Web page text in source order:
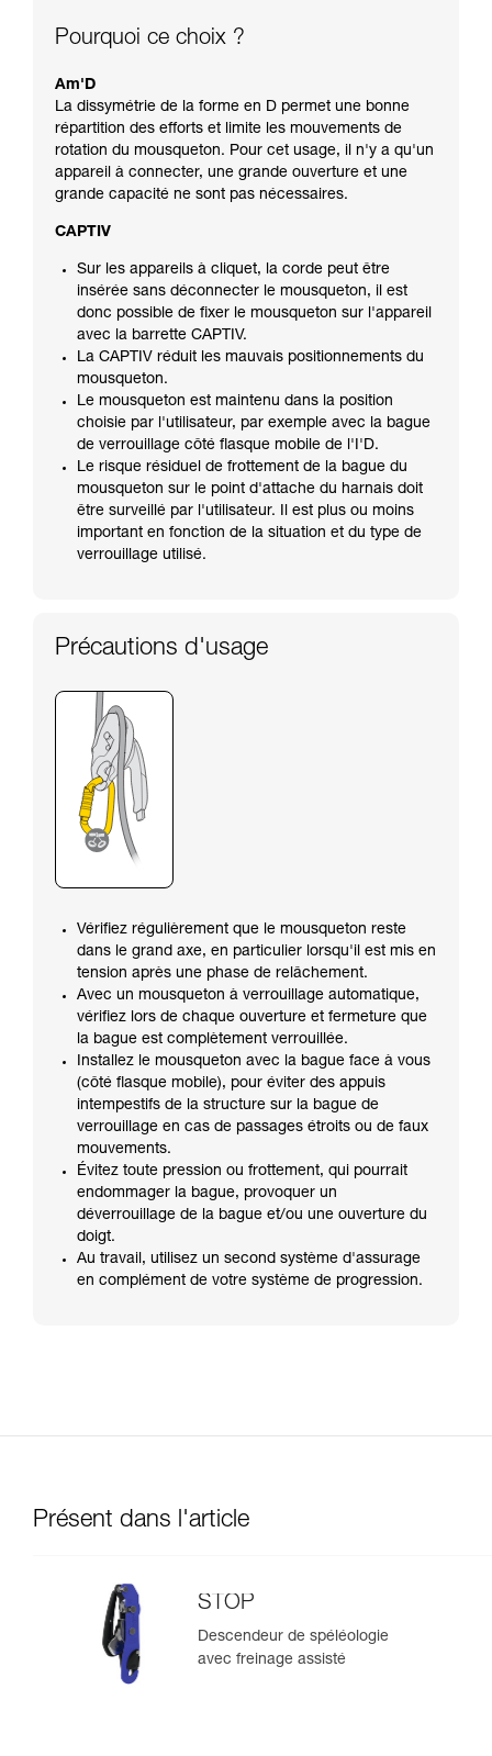
Pourquoi ce choix ?
Am'D
La dissymétrie de la forme en D permet une bonne
répartition des efforts et limite les mouvements de
rotation du mousqueton. Pour cet usage, il n'y a qu'un
appareil à connecter, une grande ouverture et une
grande capacité ne sont pas nécessaires.
CAPTIV
Sur les appareils à cliquet, la corde peut être
insérée sans déconnecter le mousqueton, il est
donc possible de fixer le mousqueton sur l'appareil
avec la barrette CAPTIV.
La CAPTIV réduit les mauvais positionnements du
mousqueton.
Le mousqueton est maintenu dans la position
choisie par l'utilisateur, par exemple avec la bague
de verrouillage côté flasque mobile de l'I'D.
Le risque résiduel de frottement de la bague du
mousqueton sur le point d'attache du harnais doit
être surveillé par l'utilisateur. Il est plus ou moins
important en fonction de la situation et du type de
verrouillage utilisé.
Précautions d'usage
Vérifiez régulièrement que le mousqueton reste
dans le grand axe, en particulier lorsqu'il est mis en
tension après une phase de relâchement.
Avec un mousqueton à verrouillage automatique,
vérifiez lors de chaque ouverture et fermeture que
la bague est complètement verrouillée.
Installez le mousqueton avec la bague face à vous
(côté flasque mobile), pour éviter des appuis
intempestifs de la structure sur la bague de
verrouillage en cas de passages étroits ou de faux
mouvements.
Évitez toute pression ou frottement, qui pourrait
endommager la bague, provoquer un
déverrouillage de la bague et/ou une ouverture du
doigt.
Au travail, utilisez un second système d'assurage
en complément de votre système de progression.
Présent dans l'article
STOP
Descendeur de spéléologie
avec freinage assisté